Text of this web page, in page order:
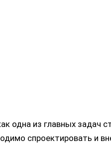
одна из главных задач
спроектировать и